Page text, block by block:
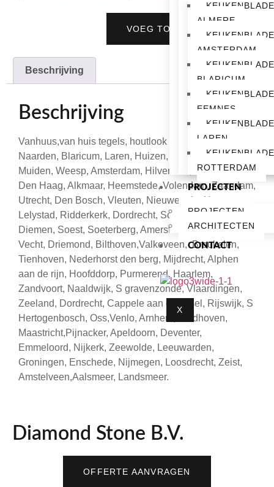
ALMERE
AMSTERDAM
BLARICUM
EEMNES
LAREN
ROTTERDAM
PROJECTEN
PROJECTEN
ARCHITECTEN
CONTACT
X
VOEG TOE AAN OFFERTE
Beschrijving
Beschrijving
Vanhuus,van huis tegels, houtlook tegel, houtlook,
Naarden, Blaricum, Laren, Huizen, Eemnes, Almere,
Muiden, Weesp, Amsterdam, Hilversum, Rotterdam,
Den Haag, Alkmaar, Heemstede, Volendam, Zaandam,
Utrecht, Den Bosch, Vleuten, Nieuwegein, Houten,
Lelystad, Ridderkerk, Dordrecht, Schiedam, Abcoude,
Diemen, Soest, Soeterberg, Amersfoort, Loenen aan
Vecht, Driemond, Bilthoven,Valkeveen, Breukelen,
Tienhoven, Nederhorst den berg, Mijdrecht, Alphen
aan de rijn, Hoofddorp, Purmerend, Haarlem,
Zandvoort, Naaldwijk, S gravenzonde, Vlaardingen,
Zeeland, Dordrecht, Cappele aan den ijsel, Rijswijk, S
Hertogenbosch, Oss,Venlo, Arnhem, Eindhoven,
Maastricht,Pijnacker, Apeldoorn, Deventer,
Emmeloord, Nijkerk, Zeewolde, Leeuwarden,
Groningen, Enschede, Nijmegen, Loosdrecht, Zeist,
Amstelveen,Aalsmeer, Landsmeer.
Diamond Stone B.V.
OFFERTE AANVRAGEN